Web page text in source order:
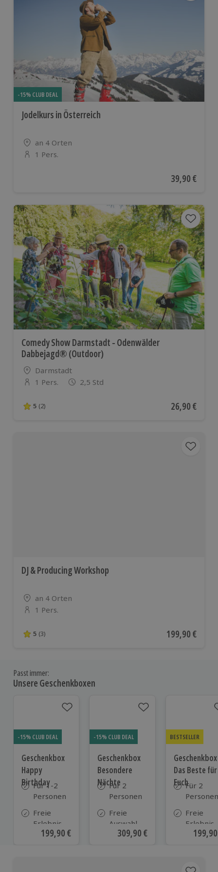
-15% CLUB DEAL
Jodelkurs in Österreich
Standort
an 4 Orten
Anzahl der Teilnehmer
1 Pers.
Aktueller
39,90 €
Comedy Show Darmstadt - Odenwälder
Dabbejagd® (Outdoor)
Standort
Darmstadt
Anzahl der Teilnehmer
1 Pers. 2,5 Std
5 von 5 Sternen basierend auf 2 Bewertungen
5 (2) Aktueller
26,90 €
DJ & Producing Workshop
Standort
an 4 Orten
Anzahl der Teilnehmer
1 Pers.
5 von 5 Sternen basierend auf 3 Bewertungen
5 (3) Aktueller Preis
199,90 €
Passt immer:
Unsere Geschenkboxen
-15% CLUB DEAL
Geschenkbox
Happy
Birthday
Für 1-2
Personen
Freie
Erlebnis-
Auswahl
Aktueller Preis
199,90 €
-15% CLUB DEAL
Geschenkbox
Besondere
Nächte
Für 2
Personen
Freie
Auswahl
aus ca. 290
Aktueller Preis
309,90 €
BESTSELLER
Geschenkbox
Das Beste für
EuchFür 2
Personen
Freie
Erlebnis-
Auswahl